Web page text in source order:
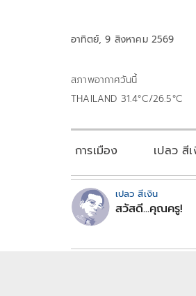
อาทิตย์, 9 สิงหาคม 2569
สภาพอากาศวันนี้
THAILAND 31.4°C/26.5°C
การเมือง เปลว สี
เปลว สีเงิน
สวัสดี...คุณครู!